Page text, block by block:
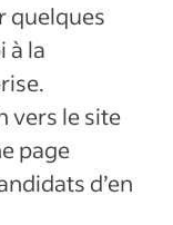
quelques
à la
vers le site
page
d’en